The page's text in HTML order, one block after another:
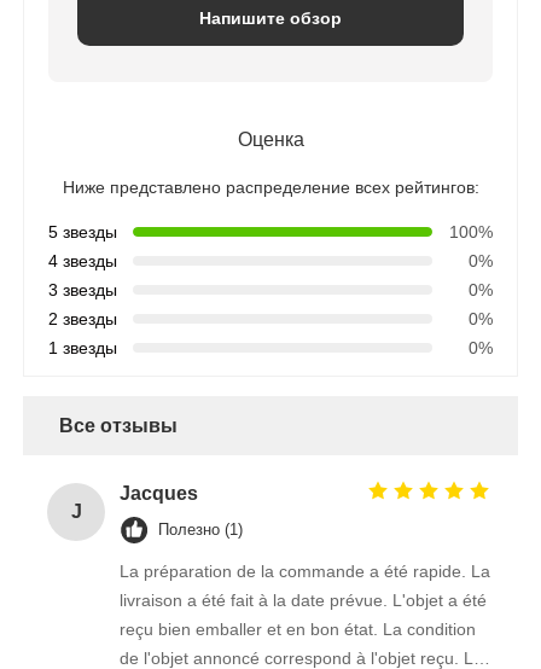
Напишите обзор
Оценка
Ниже представлено распределение всех рейтингов:
5 звезды
100%
4 звезды
0%
3 звезды
0%
2 звезды
0%
1 звезды
0%
Все отзывы
J
Jacques
Полезно (1)
La préparation de la commande a été rapide. La
livraison a été fait à la date prévue. L'objet a été
reçu bien emballer et en bon état. La condition
de l'objet annoncé correspond à l'objet reçu. Le